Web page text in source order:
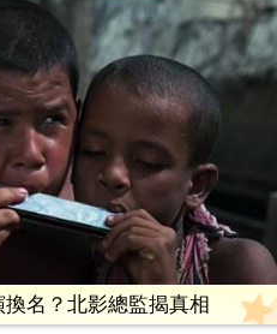
名？北影總監揭真相